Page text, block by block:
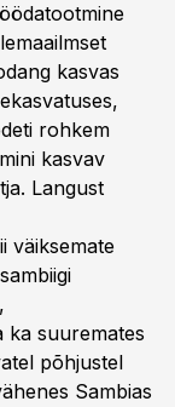
kasvas
rohkem
kasvav
Langust
väiksemate
ka suuremates
põhjustel
Sambias